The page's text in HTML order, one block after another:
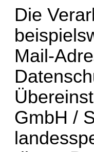
Die
Mail-
GmbH /